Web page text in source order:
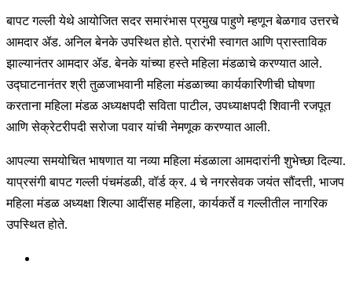
बापट गल्ली येथे आयोजित सदर समारंभास प्रमुख पाहुणे म्हणून बेळगाव उत्तरचे
आमदार ॲड. अनिल बेनके उपस्थित होते. प्रारंभी स्वागत आणि प्रास्ताविक
झाल्यानंतर आमदार ॲड. बेनके यांच्या हस्ते महिला मंडळाचे करण्यात आले.
उद्घाटनानंतर श्री तुळजाभवानी महिला मंडळाच्या कार्यकारिणीची घोषणा
करताना महिला मंडळ अध्यक्षपदी सविता पाटील, उपध्याक्षपदी शिवानी रजपूत
आणि सेक्रेटरीपदी सरोजा पवार यांची नेमणूक करण्यात आली.
आपल्या समयोचित भाषणात या नव्या महिला मंडळाला आमदारांनी शुभेच्छा दिल्या.
याप्रसंगी बापट गल्ली पंचमंडळी, वॉर्ड क्र. 4 चे नगरसेवक जयंत सौंदत्ती, भाजप
महिला मंडळ अध्यक्षा शिल्पा आदींसह महिला, कार्यकर्ते व गल्लीतील नागरिक
उपस्थित होते.